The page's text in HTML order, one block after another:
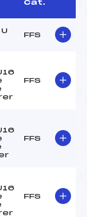
Cat.
FFS
FFS
FFS
FFS